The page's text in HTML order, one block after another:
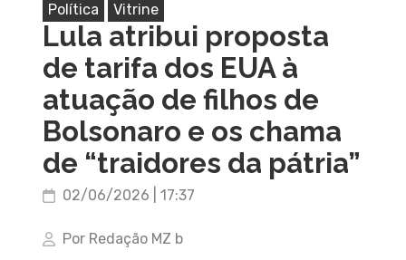
Política Vitrine
Lula atribui proposta
de tarifa dos EUA à
atuação de filhos de
Bolsonaro e os chama
de “traidores da pátria”
02/06/2026 | 17:37
Por Redação MZ b